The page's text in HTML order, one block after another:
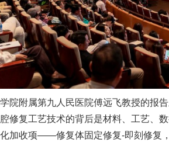
学院附属第九人民医院傅远飞教授的
修复工艺技术的背后是材料、工艺、
加收项——修复体固定修复-即刻修复